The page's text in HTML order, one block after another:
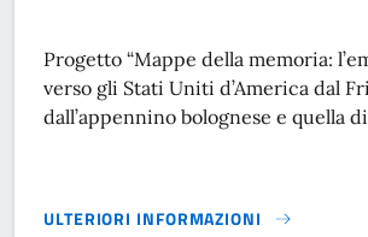
Progetto “Mappe della memoria:
verso gli Stati Uniti d’America dal
dall’appennino bolognese e quella
ULTERIORI INFORMAZIONI
L'EMIGRAZIONE DALL'ALTO FRIGNANO}